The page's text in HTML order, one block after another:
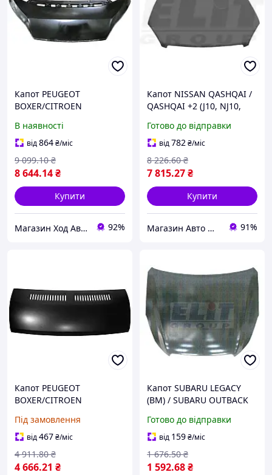
Капот PEUGEOT
BOXER/CITROEN
(250_) 2005- г.
В наявності
від864₴/міс
8 644.14₴
9 099.10 ₴
Купити
Магазин Ход Авто 92%
Капот NISSAN QASHQAI /
QASHQAI +2 (J10, NJ10,
Готово до відправки
від782₴/міс
7 815.27₴
8 226.60 ₴
Купити
Магазин Авто Швидкість 91%
Капот PEUGEOT
BOXER/CITROEN
(250_) 2005- г.
Під замовлення
від467₴/міс
4 666.21 ₴
4 911.80 ₴
Капот SUBARU LEGACY
(BM) / SUBARU OUTBACK
Готово до відправки
від 159₴/міс
1 592.68₴
1 676.50 ₴